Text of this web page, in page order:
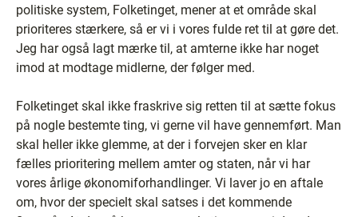
politiske system, Folketinget, mener at et område skal
prioriteres stærkere, så er vi i vores fulde ret til at gøre det.
Jeg har også lagt mærke til, at amterne ikke har noget
imod at modtage midlerne, der følger med.
Folketinget skal ikke fraskrive sig retten til at sætte fokus
på nogle bestemte ting, vi gerne vil have gennemført. Man
skal heller ikke glemme, at der i forvejen sker en klar
fælles prioritering mellem amter og staten, når vi har
vores årlige økonomiforhandlinger. Vi laver jo en aftale
om, hvor der specielt skal satses i det kommende